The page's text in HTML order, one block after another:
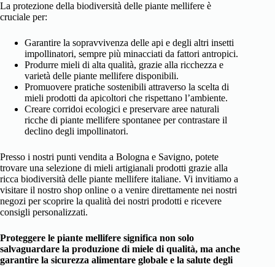
La protezione della biodiversità delle piante mellifere è
cruciale per:
Garantire la sopravvivenza delle api e degli altri insetti
impollinatori, sempre più minacciati da fattori antropici.
Produrre mieli di alta qualità, grazie alla ricchezza e
varietà delle piante mellifere disponibili.
Promuovere pratiche sostenibili attraverso la scelta di
mieli prodotti da apicoltori che rispettano l’ambiente.
Creare corridoi ecologici e preservare aree naturali
ricche di piante mellifere spontanee per contrastare il
declino degli impollinatori.
Presso i nostri punti vendita a Bologna e Savigno, potete
trovare una selezione di mieli artigianali prodotti grazie alla
ricca biodiversità delle piante mellifere italiane. Vi invitiamo a
visitare il nostro shop online o a venire direttamente nei nostri
negozi per scoprire la qualità dei nostri prodotti e ricevere
consigli personalizzati.
Proteggere le piante mellifere significa non solo
salvaguardare la produzione di miele di qualità, ma anche
garantire la sicurezza alimentare globale e la salute degli